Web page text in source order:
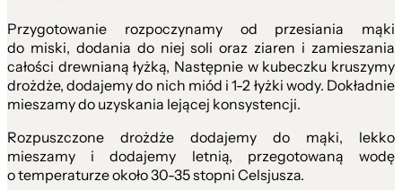
Przygotowanie rozpoczynamy od przesiania mąki
do miski, dodania do niej soli oraz ziaren i zamieszania
całości drewnianą łyżką, Następnie w kubeczku kruszymy
drożdże, dodajemy do nich miód i 1-2 łyżki wody. Dokładnie
mieszamy do uzyskania lejącej konsystencji.
Rozpuszczone drożdże dodajemy do mąki, lekko
mieszamy i dodajemy letnią, przegotowaną wodę
o temperaturze około 30-35 stopni Celsjusza.